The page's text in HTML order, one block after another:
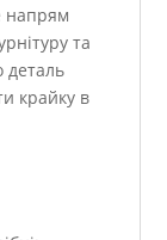
напрям
та
деталь
крайку в